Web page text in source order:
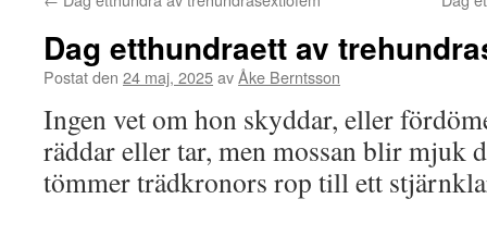
Dag etthundraett av
Postat den 24 maj, 2025avÅke Berntsson
Ingen vet om hon skyddar, eller
räddar eller tar, men mossan blir mjuk
tömmer trädkronors rop till ett